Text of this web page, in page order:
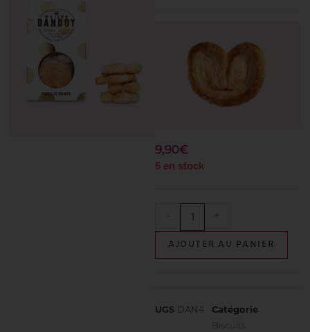
9,90€
5 en stock
- +
AJOUTER AU PANIER
UGS DAN4
Catégorie
Biscuits